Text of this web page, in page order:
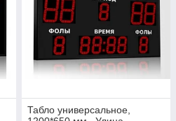
Табло универсальное,